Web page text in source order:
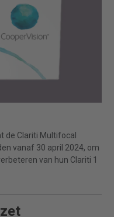
de Clariti Multifocal
vanaf 30 april 2024, om
van hun Clariti 1